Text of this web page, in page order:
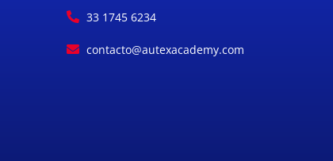
33 1745 6234
contacto@autexacademy.com